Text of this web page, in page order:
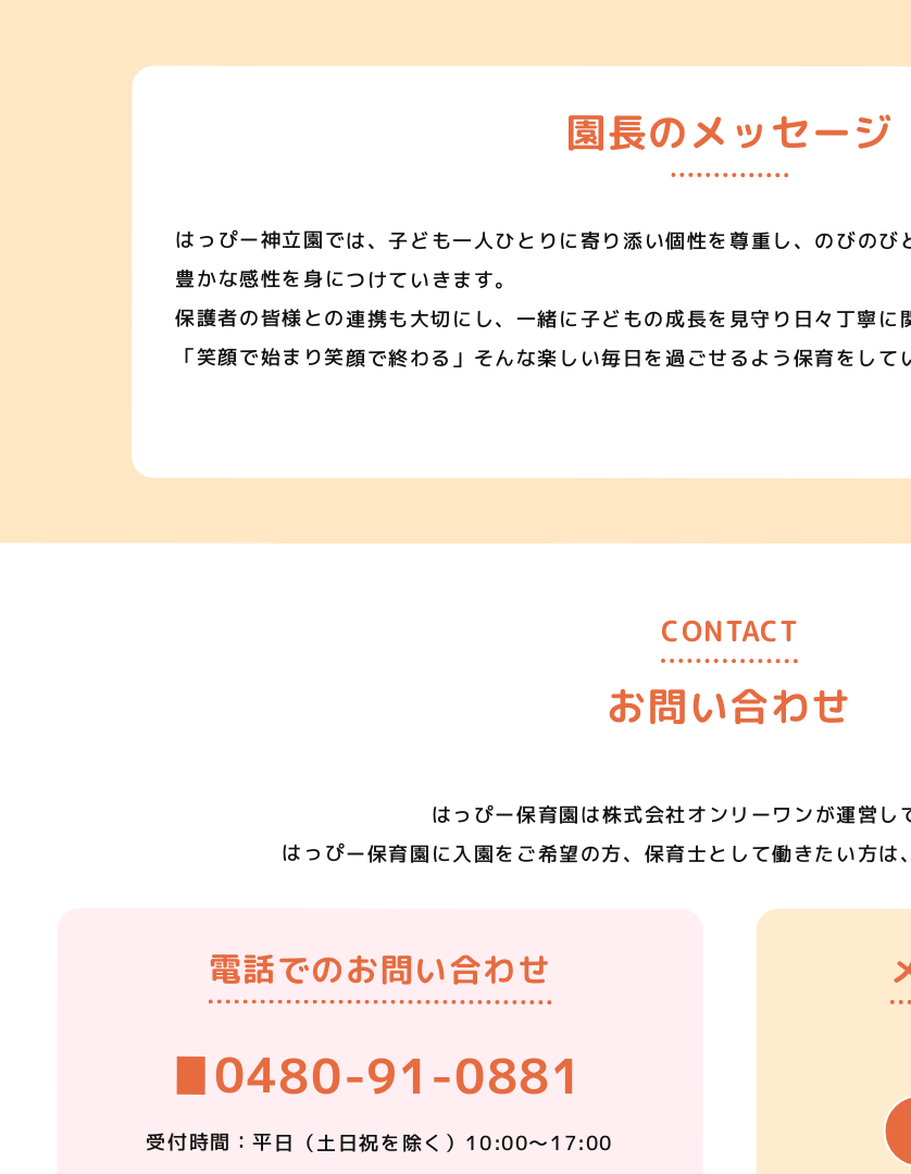
園長のメッセージ
はっぴー神立園では、子ども一人ひとりに寄り添い個性を尊重し、のびのび
豊かな感性を身につけていきます。
保護者の皆様との連携も大切にし、一緒に子どもの成長を見守り日々丁寧に
「笑顔で始まり笑顔で終わる」そんな楽しい毎日を過ごせるよう保育をして
CONTACT
お問い合わせ
はっぴー保育園は株式会社オンリーワンが運営し
はっぴー保育園に入園をご希望の方、 保育士として働きたい方は、
電話でのお問い合わせ
0480-91-0881
受付時間：平日 （土日祝を除く） 10:00～17:00